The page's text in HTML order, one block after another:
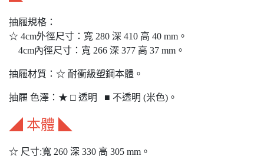
抽屜規格：
☆ 4cm外徑尺寸：寬 280 深 410 高 40 mm。
4cm內徑尺寸：寬 266 深 377 高 37 mm。
抽屜材質：☆ 耐衝級塑鋼本體。
抽屜 色澤：★ □ 透明 ■ 不透明 (米色)。
◢ 本體 ◣
☆ 尺寸:寬 260 深 330 高 305 mm。